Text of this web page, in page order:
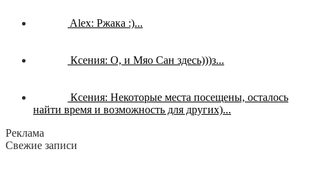
Alex: Ржака :)...
Ксения: О, и Мяо Сан здесь)))з...
Ксения: Некоторые места посещены, осталось
найти время и возможность для других)...
Реклама
Свежие записи